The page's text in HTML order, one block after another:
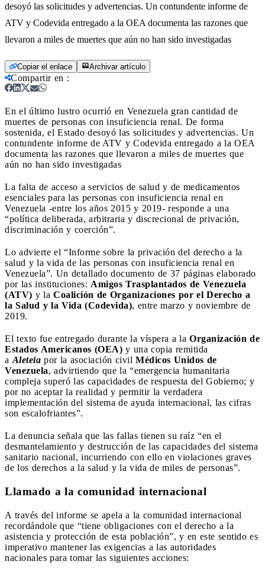
desoyó las solicitudes y advertencias. Un contundente informe de
ATV y Codevida entregado a la OEA documenta las razones que
llevaron a miles de muertes que aún no han sido investigadas
Copiar el enlace Archivar artículo
Compartir en :
En el último lustro ocurrió en Venezuela gran cantidad de
muertes de personas con insuficiencia renal. De forma
sostenida, el Estado desoyó las solicitudes y advertencias. Un
contundente informe de ATV y Codevida entregado a la OEA
documenta las razones que llevaron a miles de muertes que
aún no han sido investigadas
La falta de acceso a servicios de salud y de medicamentos
esenciales para las personas con insuficiencia renal en
Venezuela -entre los años 2015 y 2019- responde a una
“política deliberada, arbitraria y discrecional de privación,
discriminación y coerción”.
Lo advierte el “Informe sobre la privación del derecho a la
salud y la vida de las personas con insuficiencia renal en
Venezuela”. Un detallado documento de 37 páginas elaborado
por las instituciones: Amigos Trasplantados de Venezuela
(ATV) y la Coalición de Organizaciones por el Derecho a
la Salud y la Vida (Codevida), entre marzo y noviembre de
2019.
El texto fue entregado durante la víspera a la Organización de
Estados Americanos (OEA) y una copia remitida
a Aleteia por la asociación civil Médicos Unidos de
Venezuela, advirtiendo que la “emergencia humanitaria
compleja superó las capacidades de respuesta del Gobierno; y
por no aceptar la realidad y permitir la verdadera
implementación del sistema de ayuda internacional, las cifras
son escalofriantes”.
La denuncia señala que las fallas tienen su raíz “en el
desmantelamiento y destrucción de las capacidades del sistema
sanitario nacional, incurriendo con ello en violaciones graves
de los derechos a la salud y la vida de miles de personas”.
Llamado a la comunidad internacional
A través del informe se apela a la comunidad internacional
recordándole que “tiene obligaciones con el derecho a la
asistencia y protección de esta población”, y en este sentido es
imperativo mantener las exigencias a las autoridades
nacionales para tomar las siguientes acciones: